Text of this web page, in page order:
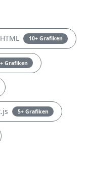
HTML 10+ Grafiken
Grafiken
5+ Grafiken